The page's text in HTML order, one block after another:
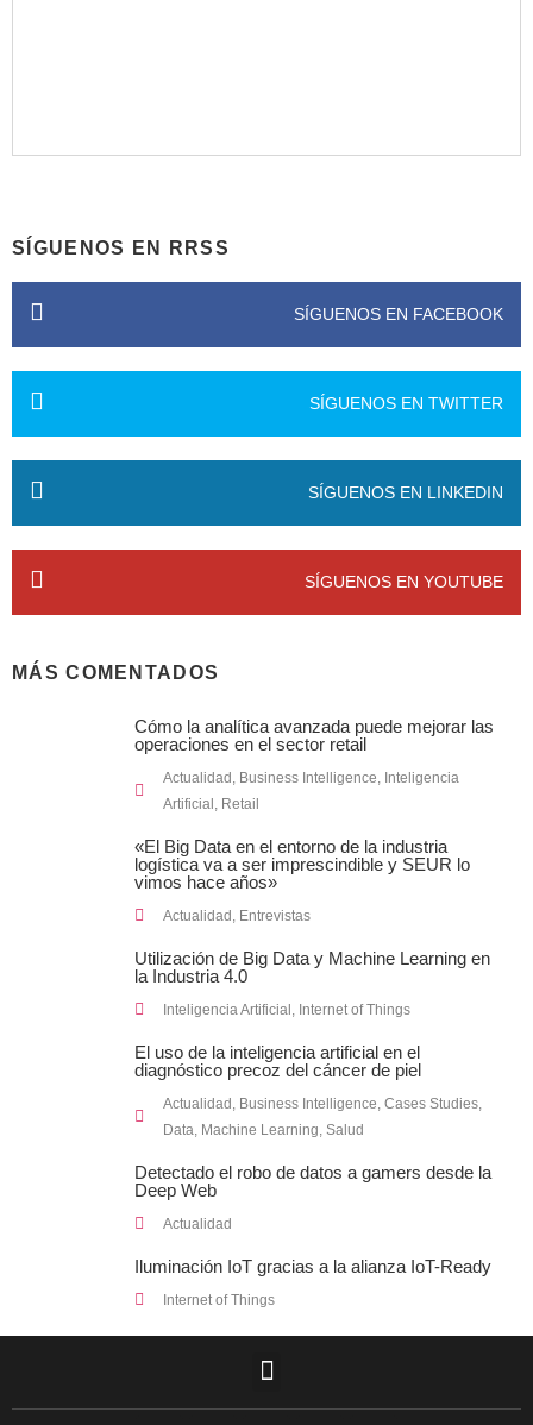
SÍGUENOS EN RRSS
SÍGUENOS EN FACEBOOK
SÍGUENOS EN TWITTER
SÍGUENOS EN LINKEDIN
SÍGUENOS EN YOUTUBE
MÁS COMENTADOS
Cómo la analítica avanzada puede mejorar las
operaciones en el sector retail
Actualidad Business Intelligence Inteligencia
Artificial Retail
«El Big Data en el entorno de la industria
logística va a ser imprescindible y SEUR lo
vimos hace años»
Actualidad Entrevistas
Utilización de Big Data y Machine Learning en
la Industria 4.0
Inteligencia Artificial, Internet of Things
El uso de la inteligencia artificial en el
diagnóstico precoz del cáncer de piel
Actualidad , Business Intelligence, Cases Studies,
Data, Machine Learning, Salud
Detectado el robo de datos a gamers desde la
Deep Web
Actualidad
Iluminación IoT gracias a la alianza IoT-Ready
Internet of Things